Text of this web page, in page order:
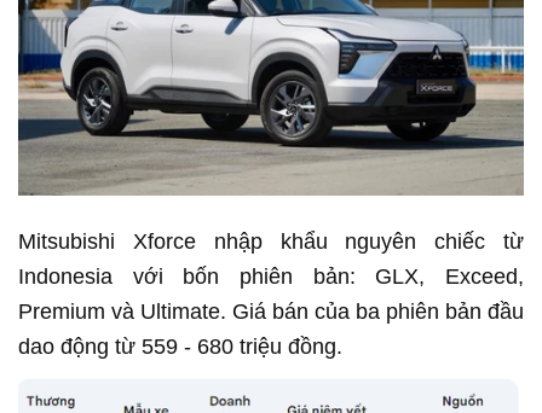
Mitsubishi Xforce nhập khẩu nguyên chiếc từ
Indonesia với bốn phiên bản: GLX, Exceed,
Premium và Ultimate. Giá bán của ba phiên bản đầu
dao động từ 559 - 680 triệu đồng.